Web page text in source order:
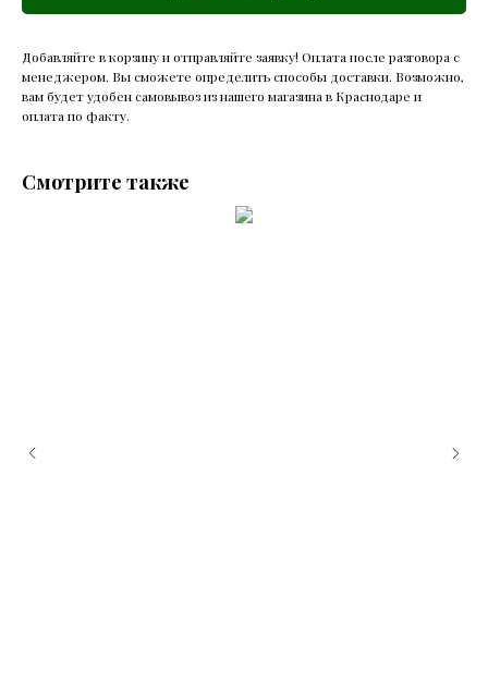
Добавляйте в корзину и отправляйте заявку! Оплата после разговора с
менеджером. Вы сможете определить способы доставки. Возможно,
вам будет удобен самовывоз из нашего магазина в Краснодаре и
оплата по факту.
Смотрите также